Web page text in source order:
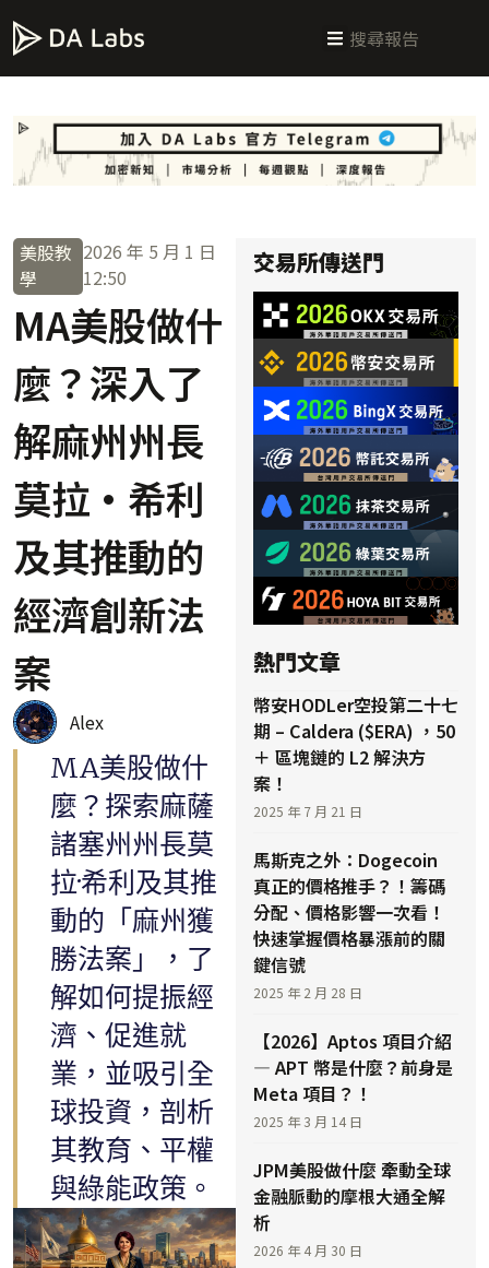
美股教
學
2026 年 5 月 1 日
12:50
MA美股做什
麼？深入了
解麻州州長
莫拉·希利
及其推動的
經濟創新法
案
Alex
MA美股做什
麼？探索麻薩
諸塞州州長莫
拉·希利及其推
動的「麻州獲
勝法案」，了
解如何提振經
濟、促進就
業，並吸引全
球投資，剖析
其教育、平權
與綠能政策。
交易所傳送門
熱門文章
幣安HODLer空投第二十七
期 – Caldera ($ERA) ，50
＋ 區塊鏈的 L2 解決方
案！
2025 年 7 月 21 日
馬斯克之外：Dogecoin
真正的價格推手？！籌碼
分配、價格影響一次看！
快速掌握價格暴漲前的關
鍵信號
2025 年 2 月 28 日
【2026】Aptos 項目介紹
— APT 幣是什麼？前身是
Meta 項目？！
2025 年 3 月 14 日
JPM美股做什麼 牽動全球
金融脈動的摩根大通全解
析
2026 年 4 月 30 日